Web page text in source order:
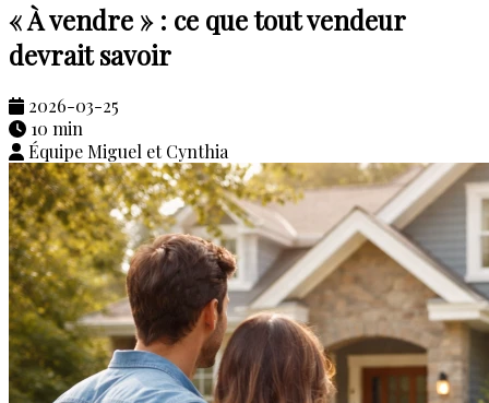
« À vendre » : ce que tout vendeur
devrait savoir
2026-03-25
10 min
Équipe Miguel et Cynthia